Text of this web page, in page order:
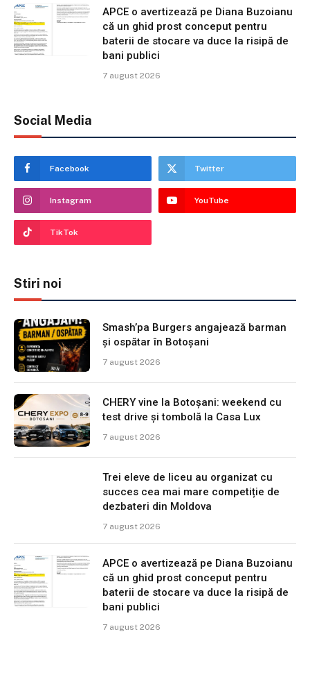
APCE o avertizează pe Diana Buzoianu
că un ghid prost conceput pentru
baterii de stocare va duce la risipă de
bani publici
7 august 2026
Social Media
Facebook Twitter
Instagram YouTube
TikTok
Stiri noi
Smash’pa Burgers angajează barman
și ospătar în Botoșani
7 august 2026
CHERY vine la Botoșani: weekend cu
test drive și tombolă la Casa Lux
7 august 2026
Trei eleve de liceu au organizat cu
succes cea mai mare competiție de
dezbateri din Moldova
7 august 2026
APCE o avertizează pe Diana Buzoianu
că un ghid prost conceput pentru
baterii de stocare va duce la risipă de
bani publici
7 august 2026